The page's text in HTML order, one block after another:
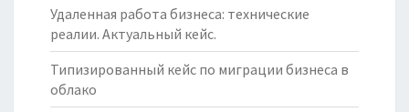
Удаленная работа бизнеса: технические
реалии. Актуальный кейс.
Типизированный кейс по миграции бизнеса в
облако